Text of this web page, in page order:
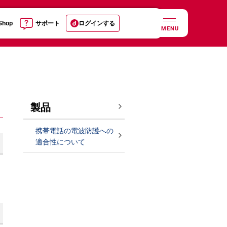
サポート ログインする
MENU
製品
携帯電話の電波防護への
適合性について